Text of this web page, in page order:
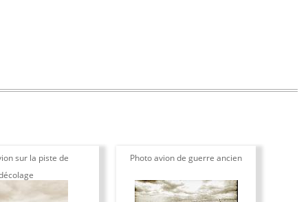
sur la piste de
Photo avion de guerre ancien